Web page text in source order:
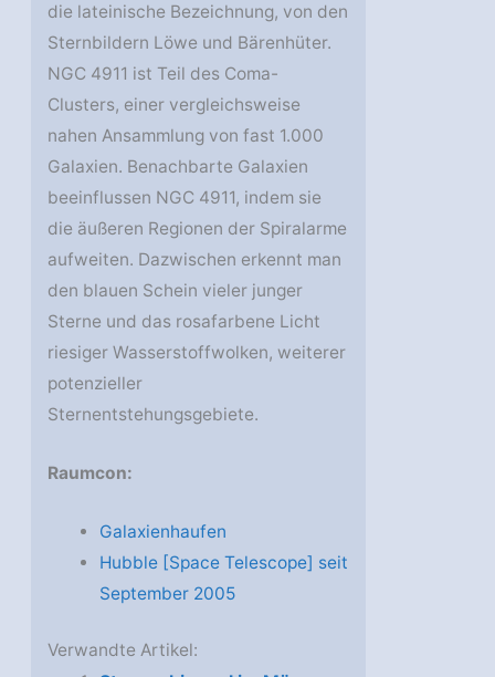
die lateinische Bezeichnung, von den
Sternbildern Löwe und Bärenhüter.
NGC 4911 ist Teil des Coma-
Clusters, einer vergleichsweise
nahen Ansammlung von fast 1.000
Galaxien. Benachbarte Galaxien
beeinflussen NGC 4911, indem sie
die äußeren Regionen der Spiralarme
aufweiten. Dazwischen erkennt man
den blauen Schein vieler junger
Sterne und das rosafarbene Licht
riesiger Wasserstoffwolken, weiterer
potenzieller
Sternentstehungsgebiete.
Raumcon:
Galaxienhaufen
Hubble [Space Telescope] seit
September 2005
Verwandte Artikel: